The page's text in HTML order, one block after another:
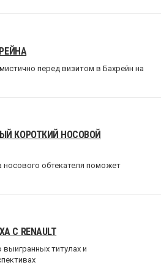
перед визитом в Бахрейн на
КОРОТКИЙ НОСОВОЙ
носового обтекателя поможет
RENAULT
титулах и